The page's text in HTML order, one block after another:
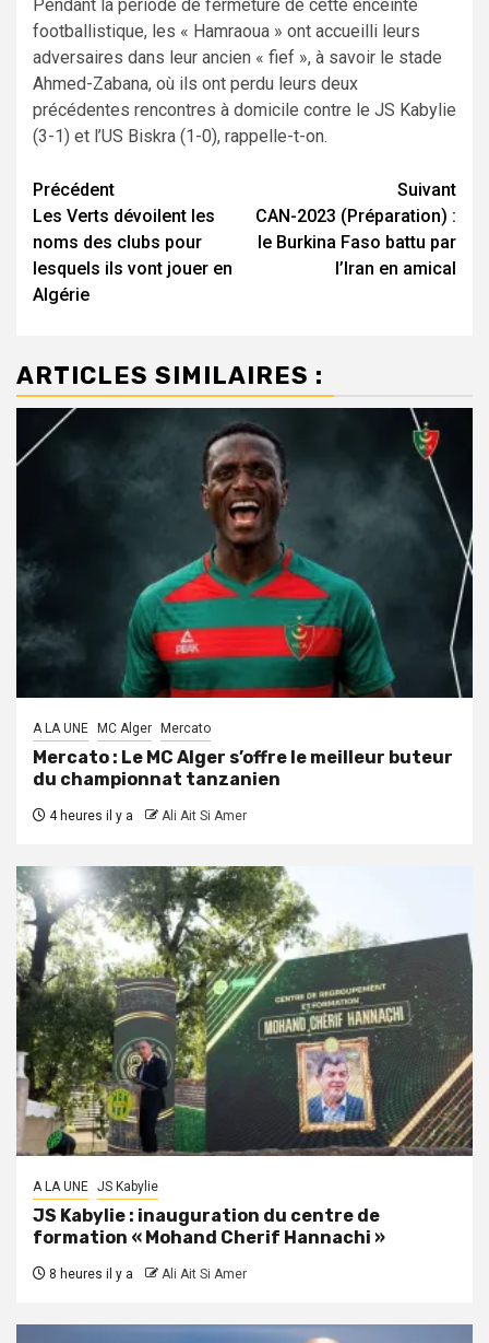
Pendant la période de fermeture de cette enceinte
footballistique, les « Hamraoua » ont accueilli leurs
adversaires dans leur ancien « fief », à savoir le stade
Ahmed-Zabana, où ils ont perdu leurs deux
précédentes rencontres à domicile contre le JS Kabylie
(3-1) et l’US Biskra (1-0), rappelle-t-on.
Navigation
d’article
Précédent
Les Verts dévoilent les
noms des clubs pour
lesquels ils vont jouer en
Algérie
Suivant
CAN-2023 (Préparation) :
le Burkina Faso battu par
l’Iran en amical
ARTICLES SIMILAIRES :
A LA UNE MC Alger Mercato
Mercato : Le MC Alger s’offre le meilleur buteur
du championnat tanzanien
4 heures il y a Ali Ait Si Amer
A LA UNE JS Kabylie
JS Kabylie : inauguration du centre de
formation « Mohand Cherif Hannachi »
8 heures il y a Ali Ait Si Amer